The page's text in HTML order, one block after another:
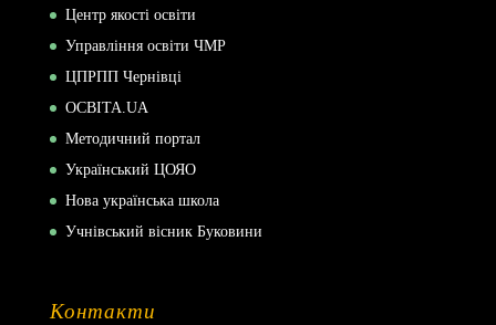
Центр якості освіти
Управління освіти ЧМР
ЦПРПП Чернівці
ОСВІТА.UA
Методичний портал
Український ЦОЯО
Нова українська школа
Учнівський вісник Буковини
Контакти